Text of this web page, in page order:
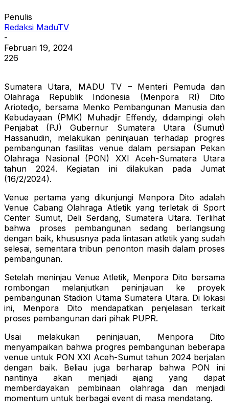
Penulis
Redaksi MaduTV
-
Februari 19, 2024
226
Sumatera Utara, MADU TV – Menteri Pemuda dan
Olahraga Republik Indonesia (Menpora RI) Dito
Ariotedjo, bersama Menko Pembangunan Manusia dan
Kebudayaan (PMK) Muhadjir Effendy, didampingi oleh
Penjabat (PJ) Gubernur Sumatera Utara (Sumut)
Hassanudin, melakukan peninjauan terhadap progres
pembangunan fasilitas venue dalam persiapan Pekan
Olahraga Nasional (PON) XXI Aceh-Sumatera Utara
tahun 2024. Kegiatan ini dilakukan pada Jumat
(16/2/2024).
Venue pertama yang dikunjungi Menpora Dito adalah
Venue Cabang Olahraga Atletik yang terletak di Sport
Center Sumut, Deli Serdang, Sumatera Utara. Terlihat
bahwa proses pembangunan sedang berlangsung
dengan baik, khususnya pada lintasan atletik yang sudah
selesai, sementara tribun penonton masih dalam proses
pembangunan.
Setelah meninjau Venue Atletik, Menpora Dito bersama
rombongan melanjutkan peninjauan ke proyek
pembangunan Stadion Utama Sumatera Utara. Di lokasi
ini, Menpora Dito mendapatkan penjelasan terkait
proses pembangunan dari pihak PUPR.
Usai melakukan peninjauan, Menpora Dito
menyampaikan bahwa progres pembangunan beberapa
venue untuk PON XXI Aceh-Sumut tahun 2024 berjalan
dengan baik. Beliau juga berharap bahwa PON ini
nantinya akan menjadi ajang yang dapat
memberdayakan pembinaan olahraga dan menjadi
momentum untuk berbagai event di masa mendatang.